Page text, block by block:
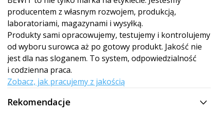
producentem z własnym rozwojem, produkcją,
laboratoriami, magazynami i wysyłką.
Produkty sami opracowujemy, testujemy i kontrolujemy
od wyboru surowca aż po gotowy produkt. Jakość nie
jest dla nas sloganem. To system, odpowiedzialność
i codzienna praca.
Zobacz, jak pracujemy z jakością
Rekomendacje